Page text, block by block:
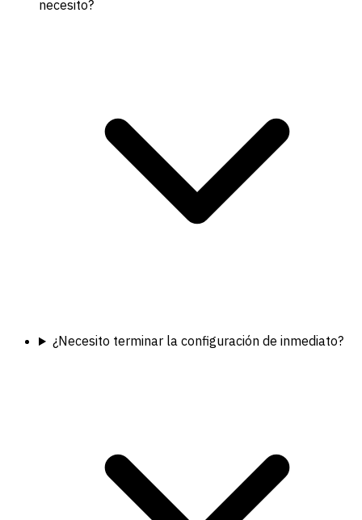
necesito?
¿Necesito terminar la configuración de inmediato?